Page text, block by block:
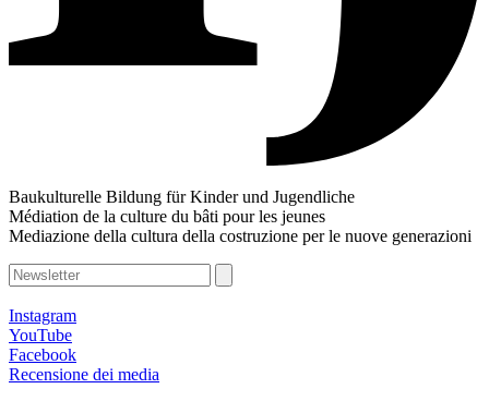
Baukulturelle Bildung für Kinder und Jugendliche
Médiation de la culture du bâti pour les jeunes
Mediazione della cultura della costruzione per le nuove generazioni
Instagram
YouTube
Facebook
Recensione dei media